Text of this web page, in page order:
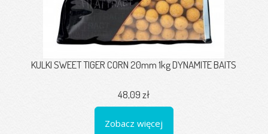
KULKI SWEET TIGER CORN 20mm 1kg DYNAMITE BAITS
48,09 zł
Zobacz więcej